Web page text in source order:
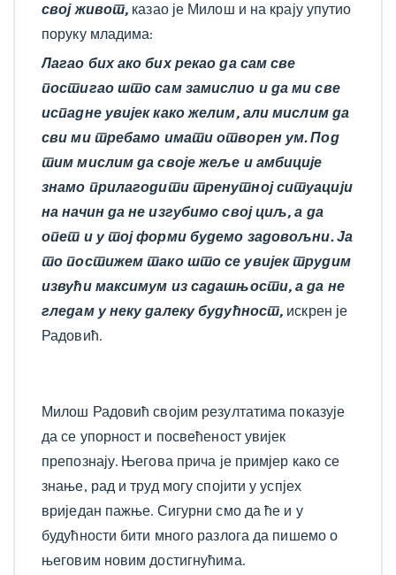
свој живот, казао је Милош и на крају упутио
поруку младима:
Лагао бих ако бих рекао да сам све
постигао што сам замислио и да ми све
испадне увијек како желим, али мислим да
сви ми требамо имати отворен ум. Под
тим мислим да своје жеље и амбиције
знамо прилагодити тренутној ситуацији
на начин да не изгубимо свој циљ, а да
опет и у тој форми будемо задовољни. Ја
то постижем тако што се увијек трудим
извући максимум из садашњости, а да не
гледам у неку далеку будућност, искрен је
Радовић.
Милош Радовић својим резултатима показује
да се упорност и посвећеност увијек
препознају. Његова прича је примјер како се
знање, рад и труд могу спојити у успјех
вриједан пажње. Сигурни смо да ће и у
будућности бити много разлога да пишемо о
његовим новим достигнућима.